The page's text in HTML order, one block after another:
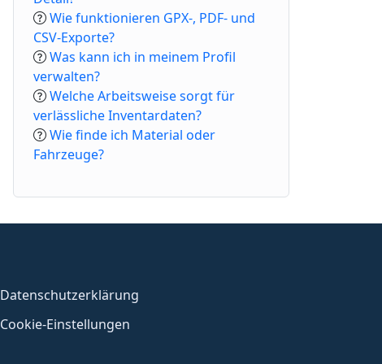
Wie funktionieren GPX-, PDF- und
CSV-Exporte?
Was kann ich in meinem Profil
verwalten?
Welche Arbeitsweise sorgt für
verlässliche Inventardaten?
Wie finde ich Material oder
Fahrzeuge?
Datenschutzerklärung
Cookie-Einstellungen